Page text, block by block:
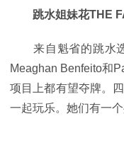
跳水姐妹花THE
来自魁省的跳水选
Meaghan Benfeito和
项目上都有望夺牌。
一起玩乐。她们有一